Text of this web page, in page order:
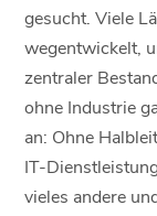
gesucht. Viele
wegentwickelt,
zentraler
ohne Industrie
an: Ohne
IT-
vieles andere